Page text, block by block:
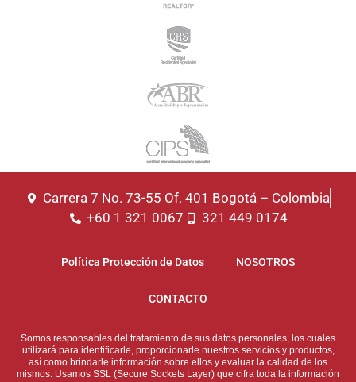
Carrera 7 No. 73-55 Of. 401 Bogotá – Colombia
+60 1 321 0067
321 449 0174
Política Protección de Datos NOSOTROS
CONTACTO
Somos responsables del tratamiento de sus datos personales, los cuales
utilizará para identificarle, proporcionarle nuestros servicios y productos,
así como brindarle información sobre ellos y evaluar la calidad de los
mismos. Usamos SSL (Secure Sockets Layer) que cifra toda la información